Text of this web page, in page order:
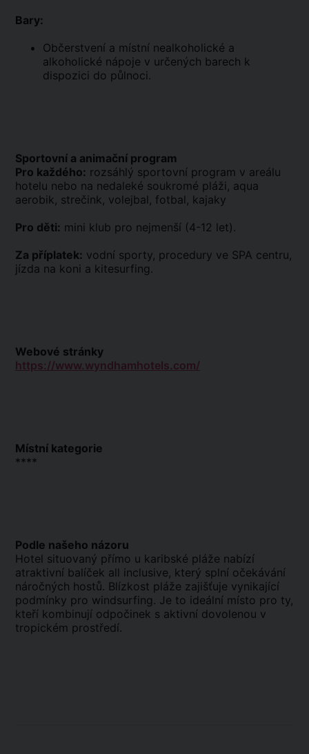
Bary:
Občerstvení a místní nealkoholické a
alkoholické nápoje v určených barech k
dispozici do půlnoci.
Sportovní a animační program
Pro každého: rozsáhlý sportovní program v areálu
hotelu nebo na nedaleké soukromé pláži, aqua
aerobik, strečink, volejbal, fotbal, kajaky
Pro děti: mini klub pro nejmenší (4-12 let).
Za příplatek: vodní sporty, procedury ve SPA centru,
jízda na koni a kitesurfing.
Webové stránky
https://www.wyndhamhotels.com/
Místní kategorie
****
Podle našeho názoru
Hotel situovaný přímo u karibské pláže nabízí
atraktivní balíček all inclusive, který splní očekávání
náročných hostů. Blízkost pláže zajišťuje vynikající
podmínky pro windsurfing. Je to ideální místo pro ty,
kteří kombinují odpočinek s aktivní dovolenou v
tropickém prostředí.